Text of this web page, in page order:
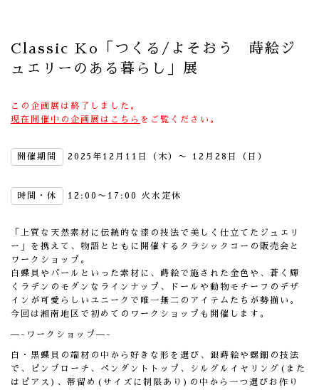
Classic Ko「つくる/よそおう 蒔絵ジ
ュエリーのある暮らし」展
この企画展は終了しました。
現在開催中の企画展はこちら をご覧ください。
開催期間 2025年12月11日（木）〜 12月28日（日）
時間・休 12:00〜17:00 火水定休
「上質な天然素材に伝統的な漆の技法で美しく仕立てたジュエリ
ー 」を携えて、物語とともに開催するクラシックコーの販売会と
ワー クショップ。
白蝶貝やパールといった素材に、蒔絵で施された金色や、蒼く輝
く
ラデンのモダンなラインナップ、ドールや動物モチーフのデザ
イン が可愛らしいユニークで唯一無二のアイテムたちが勢揃い。
今回は湘南地区で初めてのワークショップも開催します。
—-ワークショップ—-
白・黒蝶貝の端材の中から好きな形を選び、銀蒔絵や螺鈿の技法
で 、ピンブローチ、ペンダントトップ、シルグルイヤリング( また
はピアス)、帯留め(サイズに制限あり) の中から一つ選びお作り